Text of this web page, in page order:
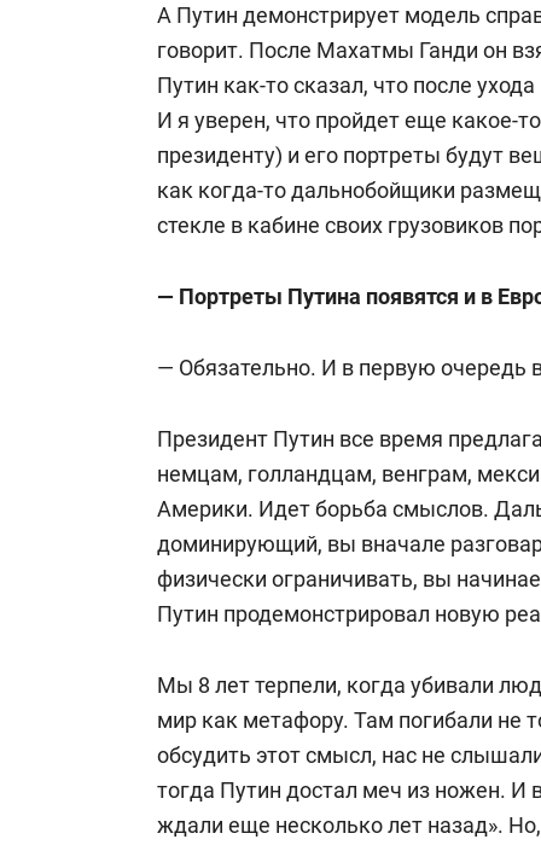
А Путин демонстрирует модель
говорит. После Махатмы Ганди он
Путин как-то сказал, что после
И я уверен, что пройдет еще какое-
президенту) и его портреты будут
как когда-то дальнобойщики
стекле в кабине своих грузовиков
— Портреты Путина появятся и в
— Обязательно. И в первую очередь
Президент Путин все время
немцам, голландцам, венграм,
Америки. Идет борьба смыслов.
доминирующий, вы вначале
физически ограничивать, вы
Путин продемонстрировал новую
Мы 8 лет терпели, когда убивали
мир как метафору. Там погибали не
обсудить этот смысл, нас не
тогда Путин достал меч из ножен. И
ждали еще несколько лет назад».